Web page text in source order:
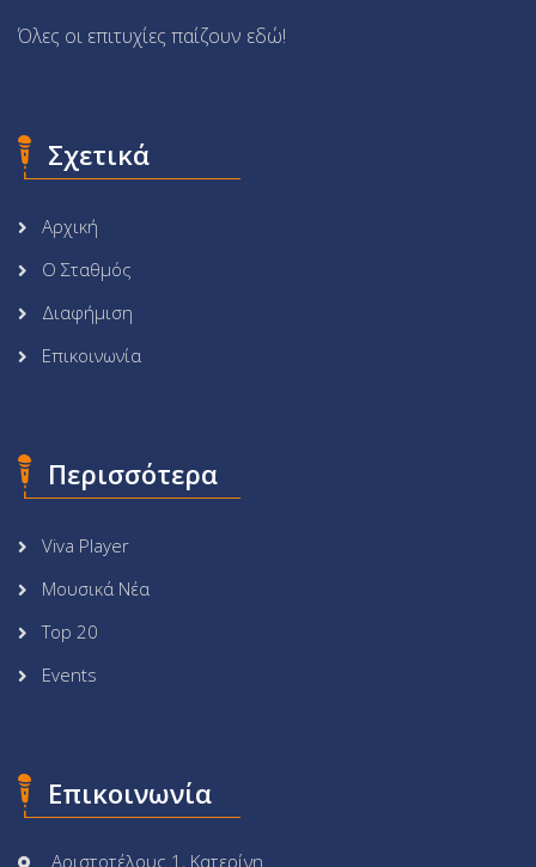
Όλες οι επιτυχίες παίζουν εδώ!
Σχετικά
Αρχική
Ο Σταθμός
Διαφήμιση
Επικοινωνία
Περισσότερα
Viva Player
Μουσικά Νέα
Top 20
Events
Επικοινωνία
Αριστοτέλους 1, Κατερίνη